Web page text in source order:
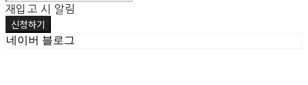
재입고 시 알림
신청하기
네이버 블로그